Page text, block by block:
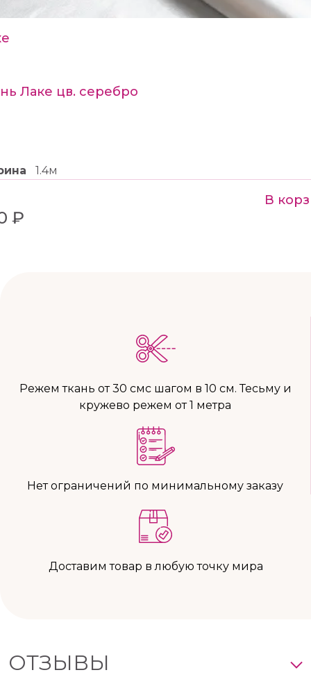
Лаке цв. серебро
1.4м
₽
В
Режем ткань от 30 смс шагом в 10 см. Тесьму и
кружево режем от 1 метра
Нет ограничений по минимальному заказу
Доставим товар в любую точку мира
ОТЗЫВЫ